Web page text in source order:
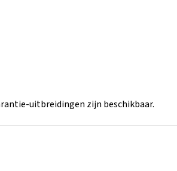
uitbreidingen zijn beschikbaar.